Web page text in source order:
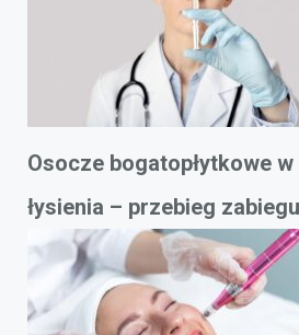
Osocze bogatopłytkowe
łysienia – przebieg